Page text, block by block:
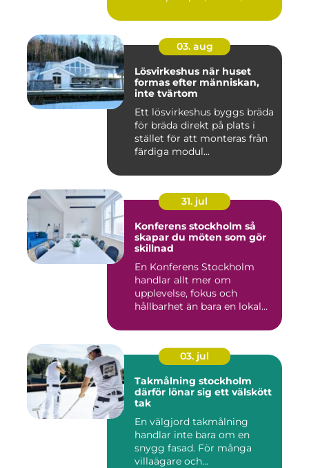
03. aug
Lösvirkeshus när huset
formas efter människan,
inte tvärtom
Ett lösvirkeshus byggs bräda
för bräda direkt på plats i
stället för att monteras från
färdiga modul...
31. jul
Konferens stockholm så
skapar du möten som gör
skillnad
En Konferens Stockholm
handlar allt mer om
upplevelse, fokus och
hållbarhet än bara en lokal
03. jul
Takmålning stockholm
därför lönar sig ett välskött
tak
En välgjord takmålning
handlar inte bara om en
snygg fasad. För många
villaägare och